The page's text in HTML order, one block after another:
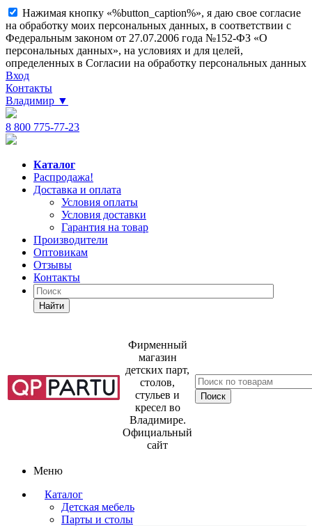
Нажимая кнопку «%button_caption%», я даю свое согласие
на обработку моих персональных данных, в соответствии с
Федеральным законом от 27.07.2006 года №152-ФЗ «О
персональных данных», на условиях и для целей,
определенных в Согласии на обработку персональных данных
Вход
Контакты
Владимир ▼
8 800 775-77-23
Каталог
Распродажа!
Доставка и оплата
Условия оплаты
Условия доставки
Гарантия на товар
Производители
Оптовикам
Отзывы
Контакты
Найти
Фирменный
магазин
детских парт,
столов,
стульев и
кресел во
Владимире.
Официальный
сайт
Меню
Каталог
Детская мебель
Парты и столы